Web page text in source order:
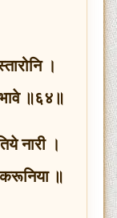
।
॥६४॥
नारी ।
करूनिया ॥